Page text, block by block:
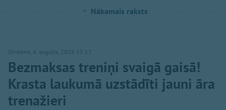
Nākamais raksts
Otrdiena, 4. augusts, 2026 15:17
Bezmaksas treniņi svaigā gaisā!
Krasta laukumā uzstādīti jauni āra
trenažieri